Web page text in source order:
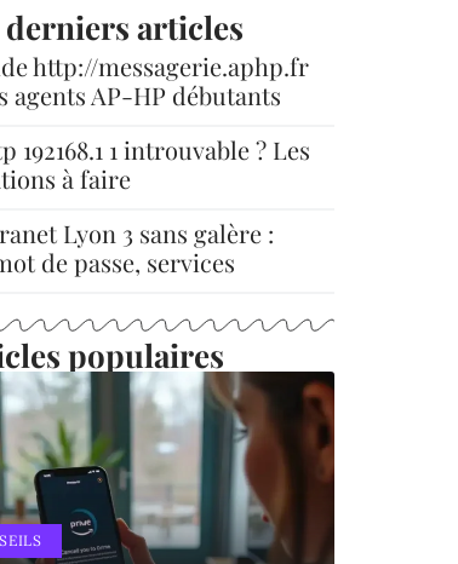
derniers articles
http://messagerie.aphp.fr
agents AP-HP débutants
192168.1 1 introuvable ? Les
à faire
Lyon 3 sans galère :
de passe, services
populaires